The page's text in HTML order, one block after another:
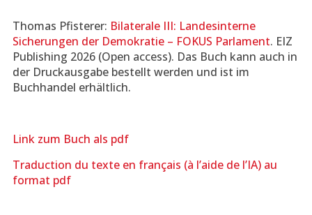
Thomas Pfisterer: Bilaterale III: Landesinterne
Sicherungen der Demokratie – FOKUS Parlament. EIZ
Publishing 2026 (Open access). Das Buch kann auch in
der Druckausgabe bestellt werden und ist im
Buchhandel erhältlich.
Link zum Buch als pdf
Traduction du texte en français (à l’aide de l’IA) au
format pdf